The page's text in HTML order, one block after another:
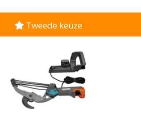
Tweede keuze